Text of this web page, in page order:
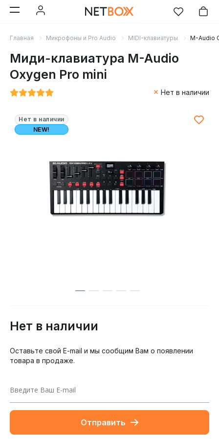
Главная Микрофоны и Pro Audio MIDI-клавиатуры M-Audio
Миди-клавиатура M-Audio
Oxygen Pro mini
Нет в наличии
Нет в наличии
NEW!
Нет в наличии
Оставьте свой E-mail и мы сообщим Вам о появлении
товара в продаже.
Отправить